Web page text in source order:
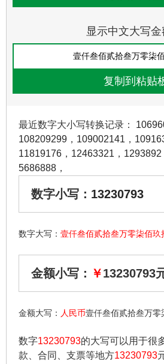
显示中文大写金
最近数字大小写转换记录：
108209299 ， 109002141 ，
11819176 ， 12463321 ， 1293892
5686888 ，
数字小写： 13230793
数字大写： 壹仟叁佰贰拾叁万零柒佰玖
金额小写： ￥13230793
金额大写： 人民币壹仟叁佰贰拾叁万零
数字13230793的大写可以用于很
款、合同、支票等地方13230793